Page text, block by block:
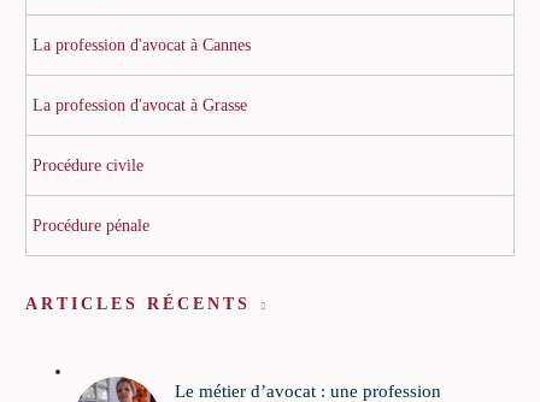
La profession d'avocat à Cannes
La profession d'avocat à Grasse
Procédure civile
Procédure pénale
ARTICLES RÉCENTS
Le métier d’avocat : une profession